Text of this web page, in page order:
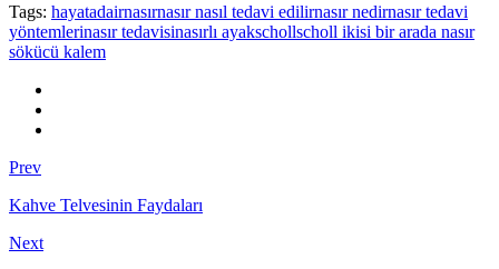
Tags: hayatadairnasırnasır nasıl tedavi edilirnasır nedirnasır tedavi
yöntemlerinasır tedavisinasırlı ayakschollscholl ikisi bir arada nasır
sökücü kalem
Prev
Kahve Telvesinin Faydaları
Next